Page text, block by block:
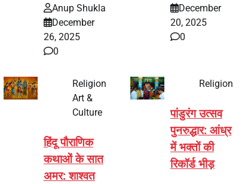
Anup Shukla
December
26, 2025
0
December
20, 2025
0
Religion
Art &
Culture
हिंदू पौराणिक
कथाओं के सात
अमर: शाश्वत
Religion
पांडुरंग उत्सव
पुनरुद्धार: आंध्र
में भक्तों की
रिकॉर्ड भीड़